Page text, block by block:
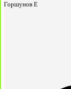
Горшунов Е